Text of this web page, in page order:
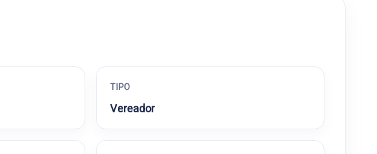
TIPO
Vereador